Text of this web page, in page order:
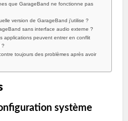
que GarageBand ne fonctionne pas
version de GarageBand j’utilise ?
sans interface audio externe ?
applications peuvent entrer en conflit
?
toujours des problèmes après avoir
système